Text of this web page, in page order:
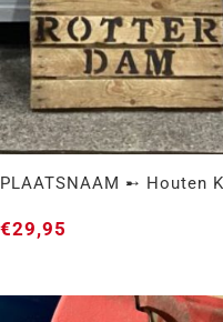
PLAATSNAAM ➸ Houten
€29,95